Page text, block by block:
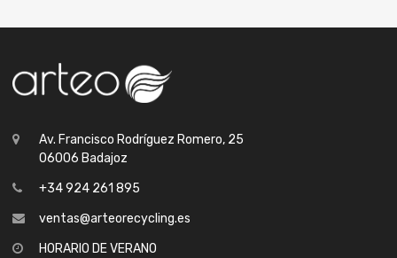
Av. Francisco Rodríguez Romero, 25
06006 Badajoz
+34 924 261 895
ventas@arteorecycling.es
HORARIO DE VERANO